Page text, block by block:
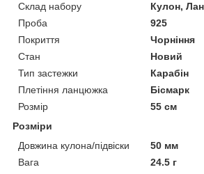
Склад набору
Кулон,
Проба
925
Покриття
Чорніння
Стан
Новий
Тип застежки
Карабін
Плетіння ланцюжка
Бісмарк
Розмір
55 см
Розміри
Довжина кулона/підвіски
50 мм
Вага
24.5 г